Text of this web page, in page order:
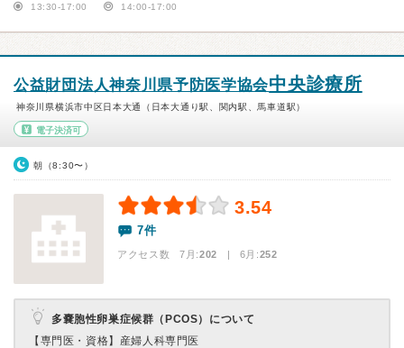
13:30-17:00 14:00-17:00
公益財団法人神奈川県予防医学協会中央診療所
神奈川県横浜市中区日本大通（日本大通り駅、関内駅、馬車道駅）
電子決済可
朝（8:30〜）
3.54
7件
アクセス数 7月:202 | 6月:252
多嚢胞性卵巣症候群（PCOS）について
【専門医・資格】 産婦人科専門医